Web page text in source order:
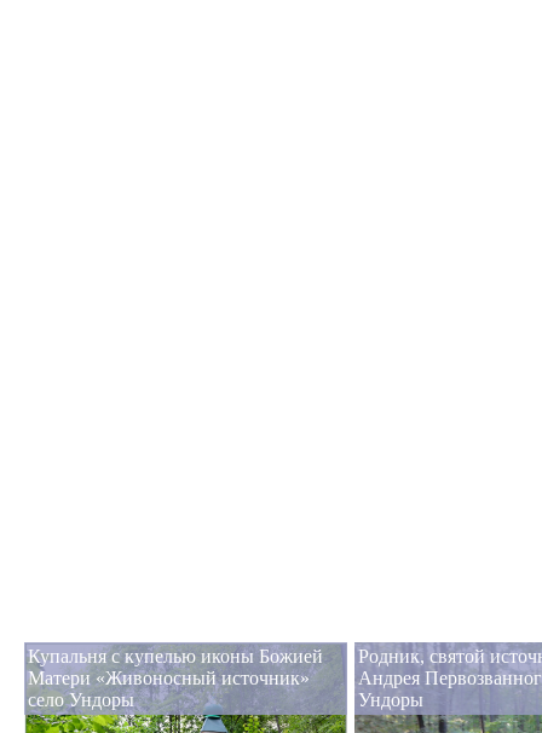
Купальня с купелью иконы Божией
Матери «Живоносный источник»
село Ундоры
Родник, святой
Андрея
Ундоры